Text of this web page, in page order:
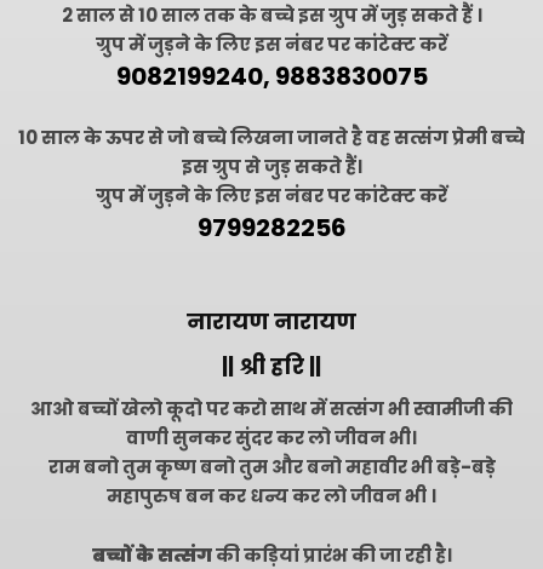
2 साल से 10 साल तक के बच्चे इस ग्रुप में जुड़ सकते हैं ।
ग्रुप में जुड़ने के लिए इस नंबर पर कांटेक्ट करें
9082199240, 9883830075
10 साल के ऊपर से जो बच्चे लिखना जानते है वह सत्संग प्रेमी बच्चे
इस ग्रुप से जुड़ सकते हैं।
ग्रुप में जुड़ने के लिए इस नंबर पर कांटेक्ट करें
9799282256
नारायण नारायण
|| श्री हरि ||
आओ बच्चों खेलो कूदो पर करो साथ में सत्संग भी स्वामीजी की
वाणी सुनकर सुंदर कर लो जीवन भी।
राम बनो तुम कृष्ण बनो तुम और बनो महावीर भी बड़े-बड़े
महापुरुष बन कर धन्य कर लो जीवन भी ।
बच्चों के सत्संगकी कड़ियां प्रारंभ की जा रही है।